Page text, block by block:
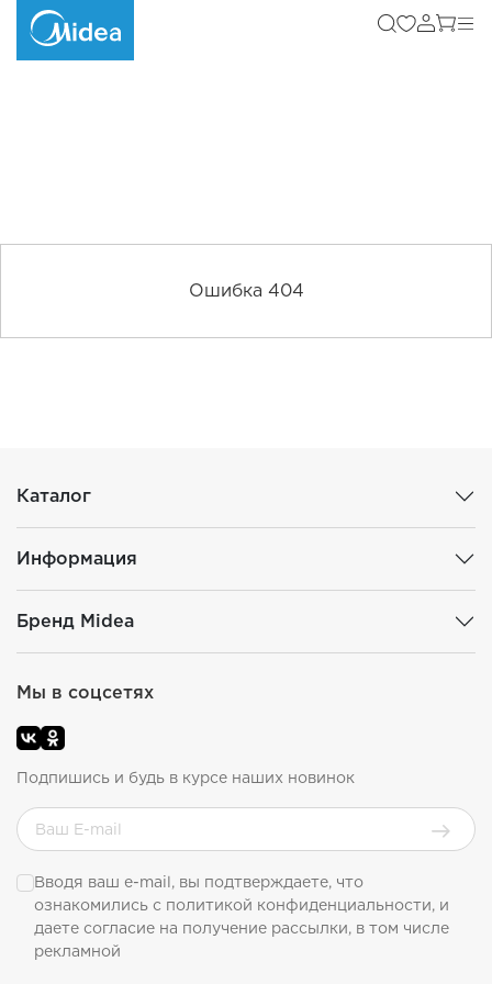
Ошибка 404
Каталог
Информация
Бренд Midea
Мы в соцсетях
Подпишись и будь в курсе наших новинок
Вводя ваш e-mail, вы подтверждаете, что
ознакомились с политикой конфиденциальности, и
даете согласие на получение рассылки, в том числе
рекламной